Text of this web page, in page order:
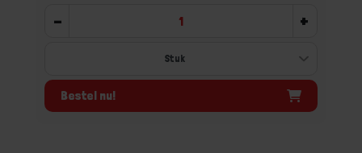
- +
Bestel nu!